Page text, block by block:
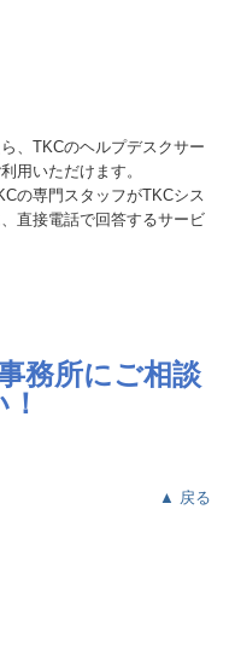
、TKCのヘルプデスクサー
用いただけます。
の専門スタッフがTKCシス
直接電話で回答するサービ
務所にご相談
▲ 戻る